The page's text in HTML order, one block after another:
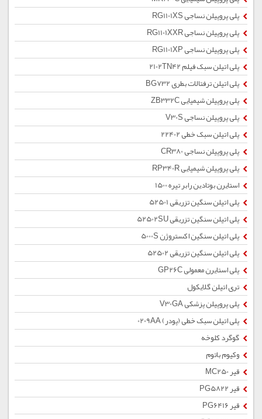
پلی پروپیلن نساجی RG1101XS
پلی پروپیلن نساجی RG1101XXR
پلی پروپیلن نساجی RG1101XP
پلی اتیلن سبک فیلم 2102TN42
پلی اتیلن ترفتالات بطری BG732
پلی پروپیلن شیمیایی ZB332C
پلی پروپیلن نساجی V30S
پلی اتیلن سبک خطی 22402
پلی پروپیلن نساجی CR380
پلی پروپیلن شیمیایی RP340R
استایرن بوتادین رابر تیره 1500
پلی اتیلن سنگین تزریقی 52501
پلی اتیلن سنگین تزریقی 52502SU
پلی اتیلن سنگین اکستروژن 5000S
پلی اتیلن سنگین تزریقی 52502
پلی استایرن معمولی GP26C
تری اتیلن گلایکول
پلی پروپیلن پزشکی V30GA
پلی اتیلن سبک خطی (پودر) 0209AA
گوگرد کلوخه
وکیوم باتوم
قیر MC250
قیر PG5822
قیر PG6416